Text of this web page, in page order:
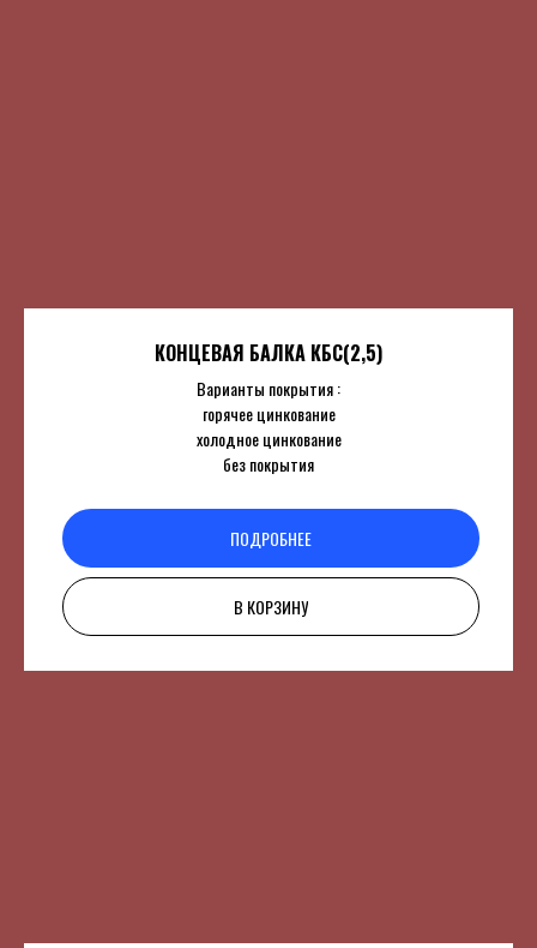
КОНЦЕВАЯ БАЛКА КБС(2,5)
Варианты покрытия :
горячее цинкование
холодное цинкование
без покрытия
ПОДРОБНЕЕ
В КОРЗИНУ